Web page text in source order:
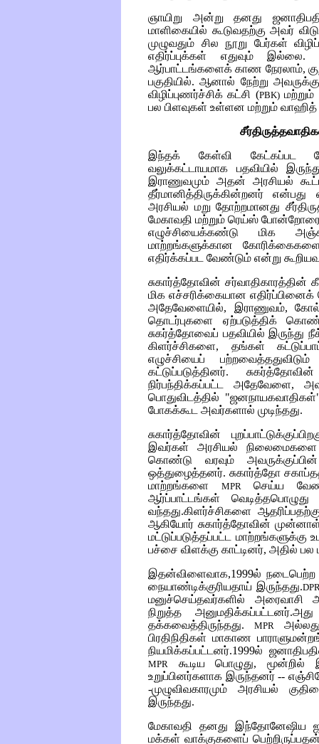
ஞாயிறு அன்று தனது
மாளிகையில் கூடுவதற்கு அவர்
முழுவதும் சில நூறு பேர்கள்
எதிர்ப்புக்கள் எதுவும்
ஆர்பாட்டங்களைக் காண நேரலாம்,
பகுதியில். ஆனால் நேற்று
விழிப்புணர்ச்சிக் கட்சி (PBK)மற்றும்
பல பிளவுகள் உள்ளன மற்றும்
இந்தக் கேள்வி கேட்கப்பட
வலுக்கட்டாயமாக பதவியில்
இராணுவமும் அதன் அரசியல்
தீர்மானித்திருக்கின்றனர்
அரசியல் மறு தோற்றமானது
மேகாவதி மற்றும் ரெய்ஸ்
எழுச்சியைக்கண்டு மிக
மாற்றங்களுக்கான
எதிர்க்கப்பட வேண்டும் என்று
சுகார்த்தோவின்
மிக எச்சரிக்கையான
அதேவேளையில், இராணுவம்,
தொடர்புகளை ஏற்படுத்திக்
சுகர்த்தோவைப் பதவியில் இருந்து
கிளர்ச்சிகளை, தங்கள்
எழுச்சியைப்
கட்டுப்படுத்தினர்.
நிர்பந்திக்கப்பட்ட அதேவேளை,
பொதுவிடத்தில்
போகக்கூட அவர்களால் முடிந்தது.
சுகார்த்தோவின்
இவர்கள் அரசியல் நிலைமைகளை
கொண்டு வரவும்
ஒத்துழைத்தனர். சுகார்த்தோ
மாற்றங்களை MPR செய்ய
ஆர்ப்பாட்டங்கள்
வந்தது.கிளர்ச்சிகளை
ஆகியோர் சுகார்த்தோவின்
மட்டுப்படுத்தப்பட்ட மாற்றங்களுக்கு
பச்சை விளக்கு காட்டினர், அதில்
இதன்விளைவாக,1999ல் நடைபெற்ற
நையாண்டிக்குரியதாய் இருந்தது.
மனுச்செய்தவர்களில் அரைவாசி
நிறுத்த
தக்கவைத்திருந்தது. MPR
பிரதிநிதிகள் மாகாண
நியமிக்கப்பட்டனர்.1999ல்
MPR கூடிய பொழுது, மூன்றில்
உறுப்பினர்களாக இருந்தனர் --
-முழுவிவகாரமும் அரசியல்
இருந்தது.
மேகாவதி தனது இந்தோனேஷிய
மக்கள் வாக்குகளைப்